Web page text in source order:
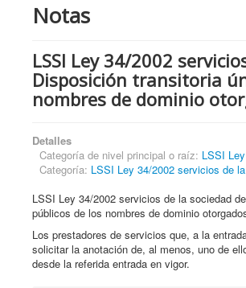
Notas
LSSI Ley 34/2002
Disposición transitoria
nombres de dominio
Detalles
Categoría de nivel principal o raíz: LSSI
Categoría: LSSI Ley 34/2002 servicios de
LSSI Ley 34/2002 servicios de la sociedad
públicos de los nombres de dominio
Los prestadores de servicios que, a la
solicitar la anotación de, al menos, uno de
desde la referida entrada en vigor.